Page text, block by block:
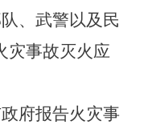
、武警以及民
灾事故灭火应
府报告火灾事